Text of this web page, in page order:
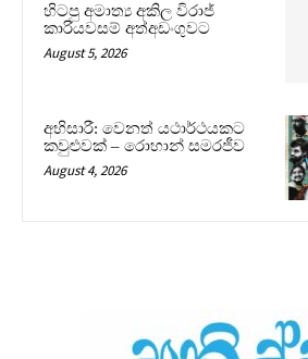
හිටපු අමාත්‍ය අකිල විරාජ්
කාරියවසම් අත්අඩංගුවට
August 5, 2026
අභිසාරී: වෙනත් යථාර්ථයකට
කවුළුවක් – රොහාන් සමරජීව
August 4, 2026